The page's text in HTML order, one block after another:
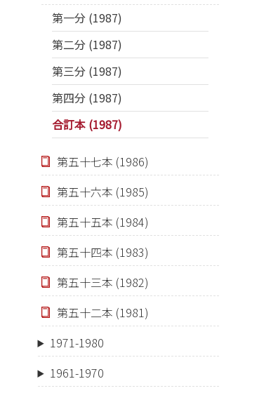
第一分 (1987)
第二分 (1987)
第三分 (1987)
第四分 (1987)
合訂本 (1987)
第五十七本 (1986)
第五十六本 (1985)
第五十五本 (1984)
第五十四本 (1983)
第五十三本 (1982)
第五十二本 (1981)
1971-1980
1961-1970